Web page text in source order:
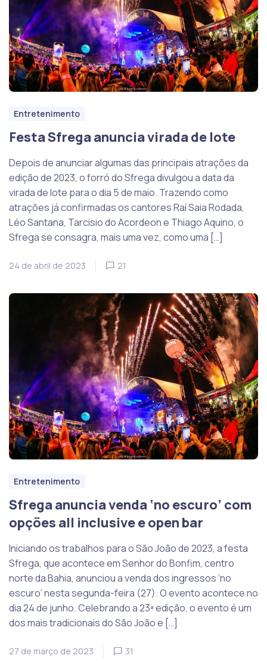
Entretenimento
Festa Sfrega anuncia virada de lote
Depois de anunciar algumas das principais atrações da
edição de 2023, o forró do Sfrega divulgou a data da
virada de lote para o dia 5 de maio. Trazendo como
atrações já confirmadas os cantores Raí Saia Rodada,
Léo Santana, Tarcisio do Acordeon e Thiago Aquino, o
Sfrega se consagra, mais uma vez, como uma […]
24 de abril de 2023 21
Entretenimento
Sfrega anuncia venda ‘no escuro’ com
opções all inclusive e open bar
Iniciando os trabalhos para o São João de 2023, a festa
Sfrega, que acontece em Senhor do Bonfim, centro
norte da Bahia, anunciou a venda dos ingressos ‘no
escuro’ nesta segunda-feira (27). O evento acontece no
dia 24 de junho. Celebrando a 23ª edição, o evento é um
dos mais tradicionais do São João e […]
27 de março de 2023 31